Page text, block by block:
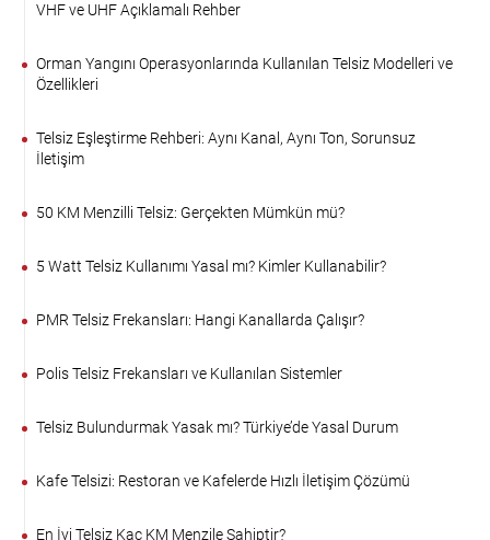
VHF ve UHF Açıklamalı Rehber
Orman Yangını Operasyonlarında Kullanılan Telsiz Modelleri ve
Özellikleri
Telsiz Eşleştirme Rehberi: Aynı Kanal, Aynı Ton, Sorunsuz
İletişim
50 KM Menzilli Telsiz: Gerçekten Mümkün mü?
5 Watt Telsiz Kullanımı Yasal mı? Kimler Kullanabilir?
PMR Telsiz Frekansları: Hangi Kanallarda Çalışır?
Polis Telsiz Frekansları ve Kullanılan Sistemler
Telsiz Bulundurmak Yasak mı? Türkiye’de Yasal Durum
Kafe Telsizi: Restoran ve Kafelerde Hızlı İletişim Çözümü
En İyi Telsiz Kaç KM Menzile Sahiptir?